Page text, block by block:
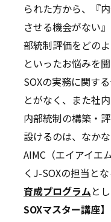
られた方から、『
させる機会がない
部統制評価をどの
といったお悩みを
SOXの実務に関す
とがなく、また社
内部統制の構築・
設けるのは、なか
AIMC（エイアイエ
くJ-SOXの担当と
育成プログラムと
SOXマスター講座】